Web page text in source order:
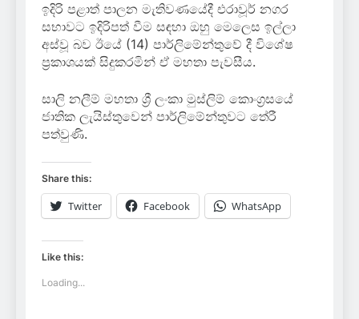
ඉදිරි පළාත් පාලන මැතිවණයේදී එරාවූර් නගර
සභාවට ඉදිරිපත් වීම සඳහා ඔහු මෙලෙස ඉල්ලා
අස්වූ බව ඊයේ (14) පාර්ලිමේන්තුවේ දී විශේෂ
ප්‍රකාශයක් සිදුකරමින් ඒ මහතා පැවසීය.
සාලි නලීම් මහතා ශ්‍රී ලංකා මුස්ලිම් කොංග්‍රසයේ
ජාතික ලැයිස්තුවෙන් පාර්ලිමේන්තුවට තේරී
පත්වුණි.
Share this:
Twitter Facebook WhatsApp
Like this:
Loading...